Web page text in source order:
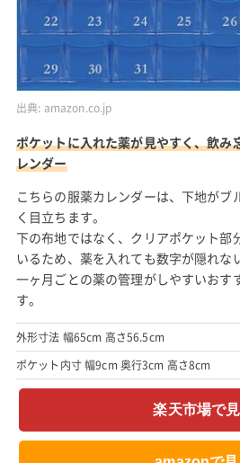
出典: amazon.co.jp
ポケットに入れた薬が見やすく、飲み
レンダー
こちらの服薬カレンダーは、下地がブ
く目立ちます。
下の布地ではなく、クリアポケット部
いるため、薬を入れても数字が隠れな
一ヶ月ごとの薬の管理がしやすいおす
す。
外形寸法 幅65cm 高さ56.5cm
ポケット内寸 幅9cm 奥行3cm 高さ8cm
楽天市場で